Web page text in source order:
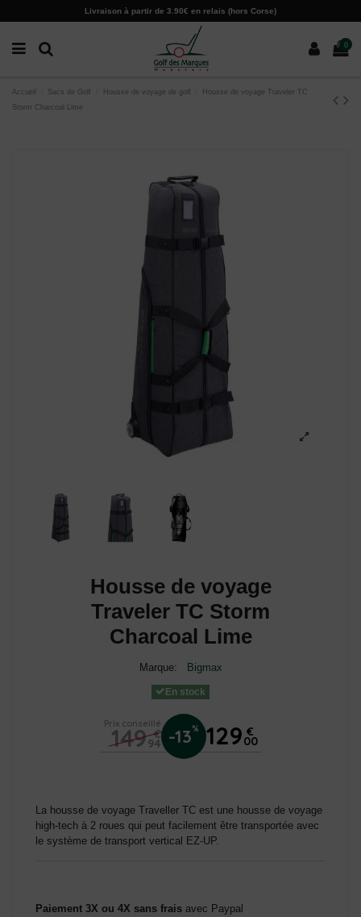
Livraison à partir de 3.90€ en relais (hors Corse)
0
Accueil Sacs de Golf Housse de voyage de golf
Housse de voyage Traveler TC
Storm Charcoal Lime
Housse de voyage
Traveler TC Storm
Charcoal Lime
Marque: Bigmax
En stock
Prix conseillé
149 €
94 -13% 129 €
00
La housse de voyage Traveller TC est une housse de voyage
high-tech à 2 roues qui peut facilement être transportée avec
le système de transport vertical EZ-UP.
Paiement 3X ou 4X sans frais avec Paypal
Paramètres des cookies